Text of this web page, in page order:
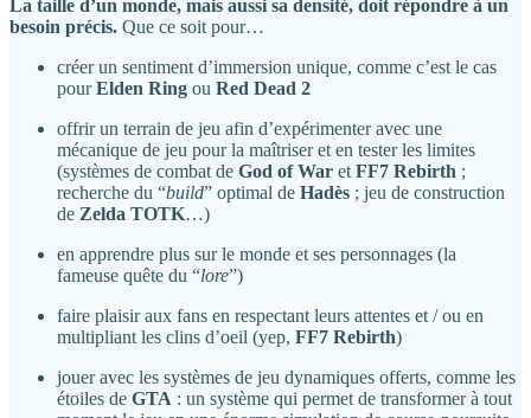
La taille d’un monde, mais aussi sa densité, doit répondre à un
besoin précis. Que ce soit pour…
créer un sentiment d’immersion unique, comme c’est le cas
pourElden Ring ou Red Dead 2
offrir un terrain de jeu afin d’expérimenter avec une
mécanique de jeu pour la maîtriser et en tester les limites
(systèmes de combat de God of War et FF7 Rebirth ;
recherche du “build” optimal de Hadès ; jeu de construction
de Zelda TOTK…)
en apprendre plus sur le monde et ses personnages (la
fameuse quête du “lore”)
faire plaisir aux fans en respectant leurs attentes et / ou en
multipliant les clins d’oeil (yep, FF7 Rebirth)
jouer avec les systèmes de jeu dynamiques offerts, comme les
étoiles de GTA : un système qui permet de transformer à tout